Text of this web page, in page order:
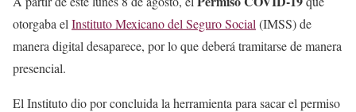
otorgaba el Instituto Mexicano del Seguro Social (IMSS) de
manera digital desaparece, por lo que deberá tramitarse de manera
presencial.
El Instituto dio por concluida la herramienta para sacar el permiso